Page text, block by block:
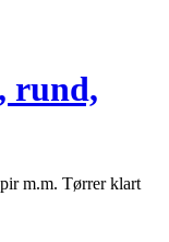
rund,
m.m. Tørrer klart